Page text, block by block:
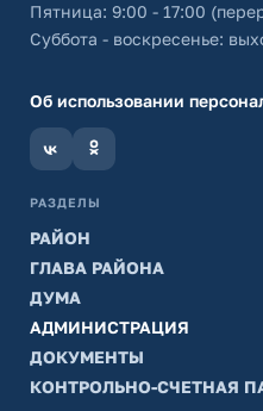
Пятница: 9:00 - 17:00
Суббота - воскресенье:
Об использовании
РАЗДЕЛЫ
РАЙОН
ГЛАВА РАЙОНА
ДУМА
АДМИНИСТРАЦИЯ
ДОКУМЕНТЫ
КОНТРОЛЬНО-СЧЕТНАЯ